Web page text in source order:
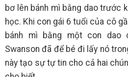
bơ lên bánh mì bằng dao trước
học. Khi con gái 6 tuổi của cô
bánh mì bằng một con dao
Swanson đã để bé đi lấy nó
này tạo sự tự tin cho cả hai